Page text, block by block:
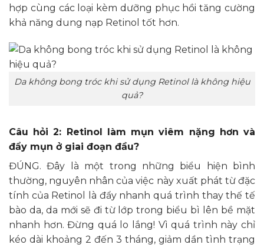
hợp cùng các loại kèm dưỡng phục hồi tăng cường
khả năng dung nạp Retinol tốt hơn.
Da không bong tróc khi sử dụng Retinol là không hiệu
quả?
Câu hỏi 2: Retinol làm mụn viêm nặng hơn và
đẩy mụn ở giai đoạn đầu?
ĐÚNG. Đây là một trong những biểu hiện bình
thường, nguyên nhân của việc này xuất phát từ đặc
tính của Retinol là đẩy nhanh quá trình thay thế tế
bào da, da mới sẽ đi từ lớp trong biểu bì lên bề mặt
nhanh hơn. Đừng quá lo lắng! Vì quá trình này chỉ
kéo dài khoảng 2 đến 3 tháng, giảm dần tình trạng